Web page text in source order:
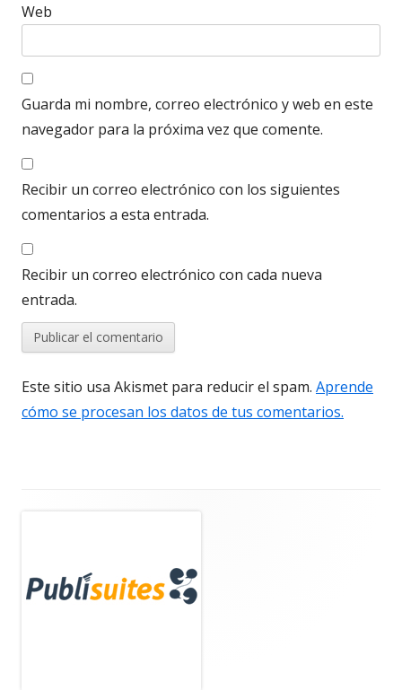
Web
Guarda mi nombre, correo electrónico y web en este
navegador para la próxima vez que comente.
Recibir un correo electrónico con los siguientes
comentarios a esta entrada.
Recibir un correo electrónico con cada nueva
entrada.
Este sitio usa Akismet para reducir el spam. Aprende
cómo se procesan los datos de tus comentarios.
lateral
principal